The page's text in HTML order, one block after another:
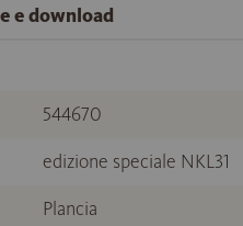
e download
544670
edizione speciale NKL31
Plancia